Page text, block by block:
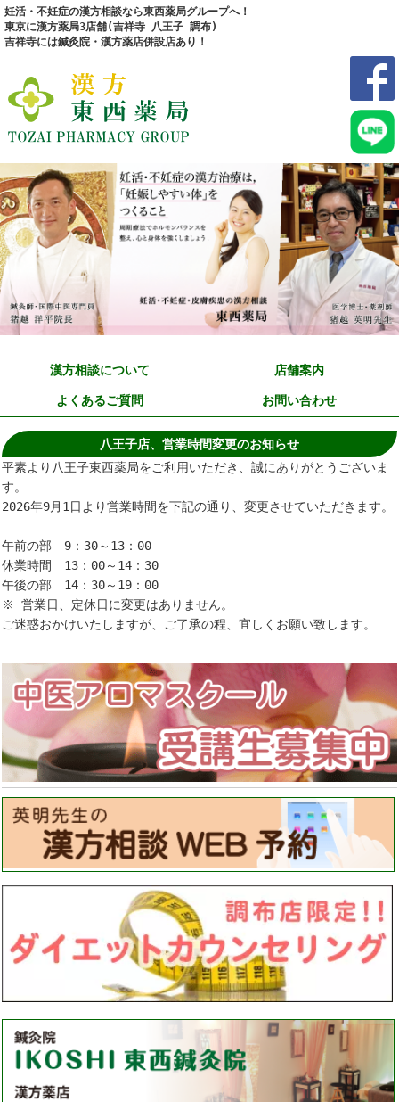
妊活・不妊症の漢方相談なら東西薬局グループへ！
東京に漢方薬局3店舗(吉祥寺 八王子 調布)
吉祥寺には鍼灸院・漢方薬店併設店あり！
漢方相談について 店舗案内
よくあるご質問 お問い合わせ
八王子店、営業時間変更のお知らせ
平素より八王子東西薬局をご利用いただき、誠にありがとうございま
す。
2026年9月1日より営業時間を下記の通り、変更させていただきます。
午前の部 9：30～13：00
休業時間 13：00～14：30
午後の部 14：30～19：00
※ 営業日、定休日に変更はありません。
ご迷惑おかけいたしますが、ご了承の程、宜しくお願い致します。